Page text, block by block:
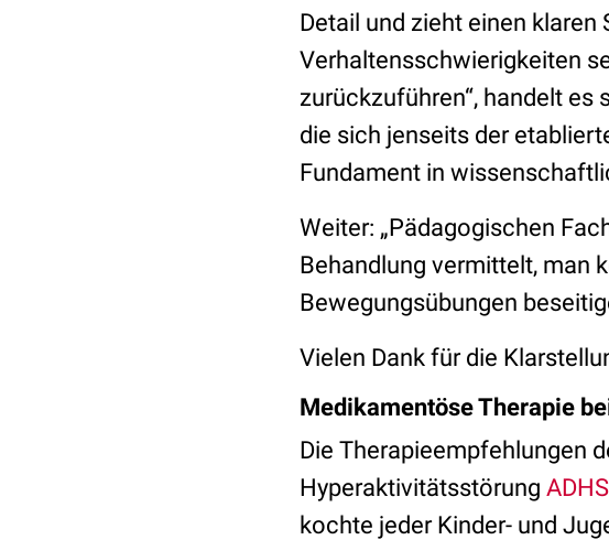
Detail und zieht einen klaren
Verhaltensschwierigkeiten
zurückzuführen“, handelt
die sich jenseits der
Fundament in
Weiter: „Pädagogischen
Behandlung vermittelt, man
Bewegungsübungen
Vielen Dank für die
Medikamentöse Therapie
Die Therapieempfehlungen
Hyperaktivitätsstörung ADHS
kochte jeder Kinder- und